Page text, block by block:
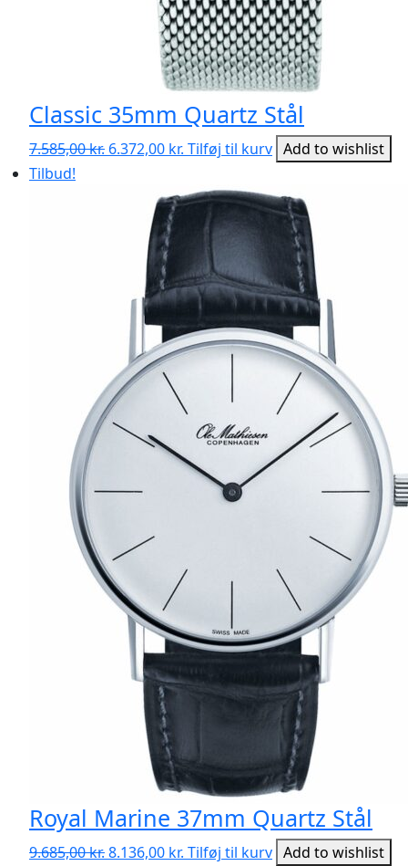
Classic 35mm Quartz Stål
7.585,00kr. Den
7.585,00 kr..
6.372,00 kr. Den
pris
er:
6.372,00 kr..
Tilføj til kurv Add to wishlist
Tilbud!
Royal Marine 37mm Quartz Stål
9.685,00kr.Den
8.136,00 kr. Den
Tilføj til kurv Add to wishlist